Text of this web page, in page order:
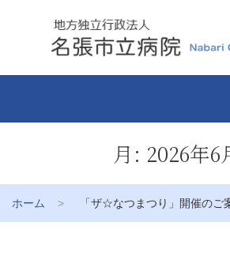
月: 2026年6
ホーム 「ザ☆なつまつり」開催のご